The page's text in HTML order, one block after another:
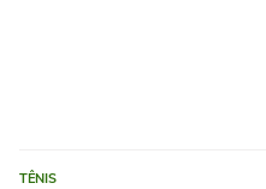
TÊNIS